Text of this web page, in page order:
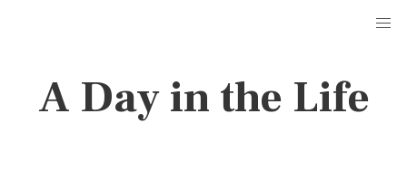
A Day in the Life